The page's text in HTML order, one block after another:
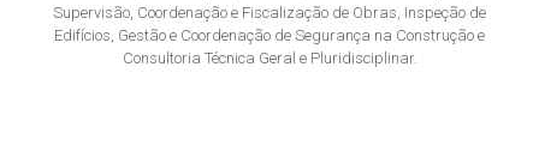
Supervisão, Coordenação e Fiscalização de Obras, Inspeção de
Edifícios, Gestão e Coordenação de Segurança na Construção e
Consultoria Técnica Geral e Pluridisciplinar.